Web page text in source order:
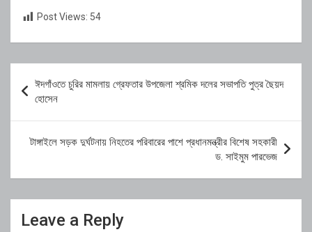
Post Views: 54
navigation
ঈদগাঁওতে চুরির মামলায় গ্রেফতার উপজেলা শ্রমিক দলের সভাপতি পুত্র ছৈয়দ
হোসেন
টাঙ্গাইলে সড়ক দুর্ঘটনায় নিহতের পরিবারের পাশে প্রধানমন্ত্রীর বিশেষ সহকারী
ড. সাইমুম পারভেজ
Leave a Reply